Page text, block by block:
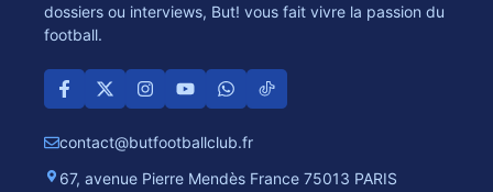
dossiers ou interviews, But! vous fait vivre la passion du
football.
contact@butfootballclub.fr
67, avenue Pierre Mendès France 75013 PARIS